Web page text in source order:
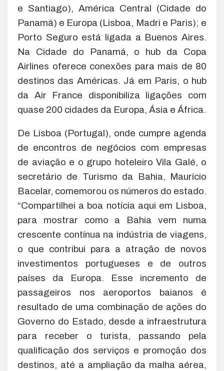
e Santiago), América Central (Cidade do
Panamá) e Europa (Lisboa, Madri e Paris); e
Porto Seguro está ligada a Buenos Aires.
Na Cidade do Panamá, o hub da Copa
Airlines oferece conexões para mais de 80
destinos das Américas. Já em Paris, o hub
da Air France disponibiliza ligações com
quase 200 cidades da Europa, Ásia e África.
De Lisboa (Portugal), onde cumpre agenda
de encontros de negócios com empresas
de aviação e o grupo hoteleiro Vila Galé, o
secretário de Turismo da Bahia, Maurício
Bacelar, comemorou os números do estado.
“Compartilhei a boa notícia aqui em Lisboa,
para mostrar como a Bahia vem numa
crescente contínua na indústria de viagens,
o que contribui para a atração de novos
investimentos portugueses e de outros
países da Europa. Esse incremento de
passageiros nos aeroportos baianos é
resultado de uma combinação de ações do
Governo do Estado, desde a infraestrutura
para receber o turista, passando pela
qualificação dos serviços e promoção dos
destinos, até a ampliação da malha aérea,